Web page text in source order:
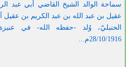
سماحة الوالد الشيخ القاضي أبي عبد
عقيل بن عبد الله بن عبد الكريم بن
الحنبليّ،
28/10/1916م...